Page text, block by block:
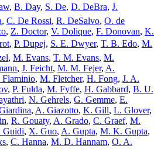
, B. Day, S. De, D. DeBra, J.
, C. De Rossi, R. DeSalvo, O. de
, Z. Doctor, V. Dolique, F. Donovan, K.
, P. Dupej, S. E. Dwyer, T. B. Edo, M.
, M. Evans, T. M. Evans, M.
, J. Feicht, M. M. Fejer, A.
Flaminio, M. Fletcher, H. Fong, J. A.
, P. Fulda, M. Fyffe, H. Gabbard, B. U.
, N. Gehrels, G. Gemme, E.
, A. Giazotto, K. Gill, L. Glover,
, R. Gouaty, A. Grado, C. Graef, M.
Guidi, X. Guo, A. Gupta, M. K. Gupta,
, C. Hanna, M. D. Hannam, O. A.